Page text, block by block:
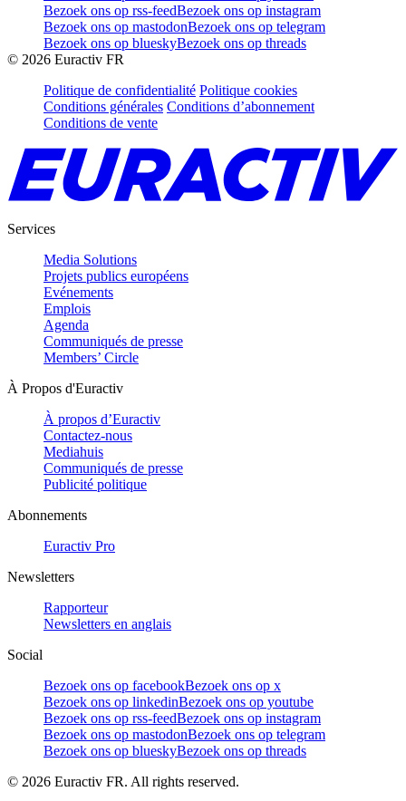
Bezoek ons op rss-feedBezoek ons op instagram
Bezoek ons op mastodonBezoek ons op telegram
Bezoek ons op blueskyBezoek ons op threads
© 2026 Euractiv FR
Politique de confidentialité Politique cookies
Conditions générales Conditions d’abonnement
Conditions de vente
Services
Media Solutions
Projets publics européens
Evénements
Emplois
Agenda
Communiqués de presse
Members’ Circle
À Propos d'Euractiv
À propos d’Euractiv
Contactez-nous
Mediahuis
Communiqués de presse
Publicité politique
Abonnements
Euractiv Pro
Newsletters
Rapporteur
Newsletters en anglais
Social
Bezoek ons op facebookBezoek ons op x
Bezoek ons op linkedinBezoek ons op youtube
Bezoek ons op rss-feedBezoek ons op instagram
Bezoek ons op mastodonBezoek ons op telegram
Bezoek ons op blueskyBezoek ons op threads
© 2026 Euractiv FR. All rights reserved.